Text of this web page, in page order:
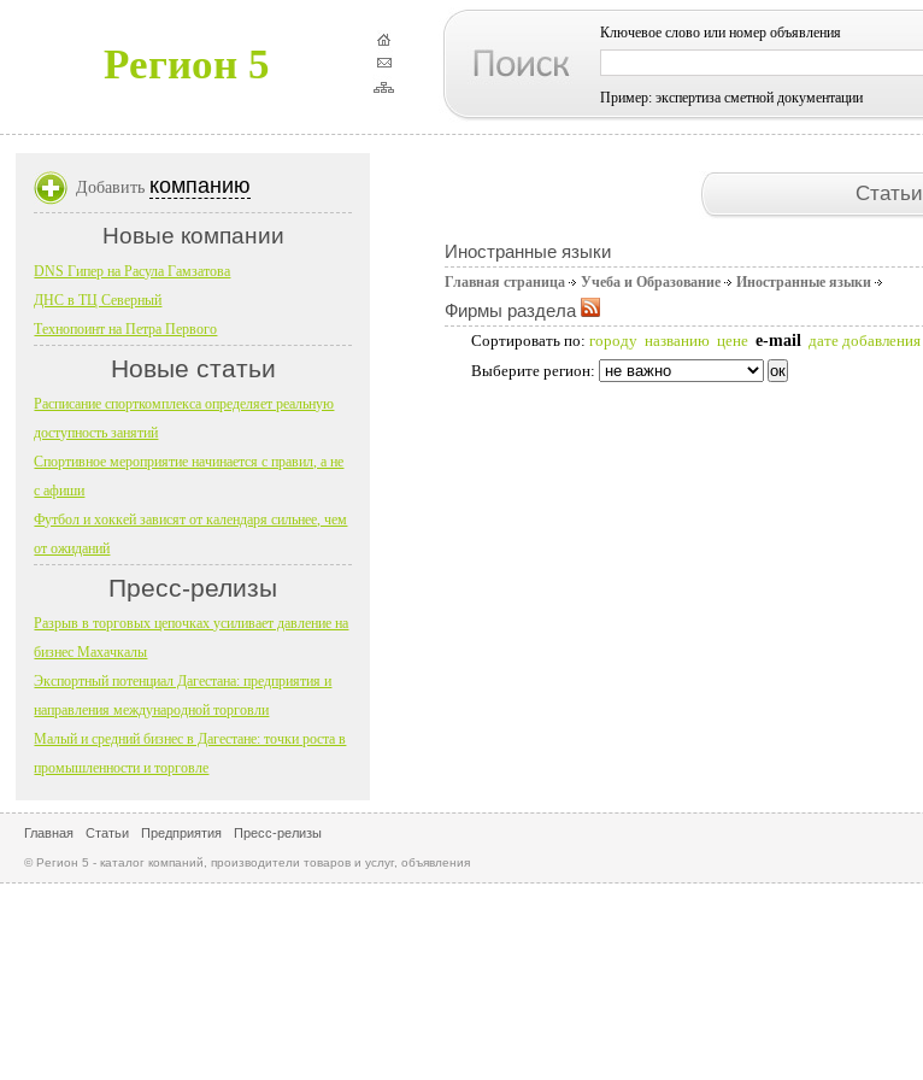
Регион 5
Ключевое слово или номер объявления
Пример: экспертиза сметной документации
Статьи
Иностранные языки
Главная страница Учеба и Образование Иностранные языки
Фирмы раздела
Сортировать по: городу названию цене e-mail дате добавления
Выберите регион:
Добавить компанию
Новые компании
DNS Гипер на Расула Гамзатова
ДНС в ТЦ Северный
Технопоинт на Петра Первого
Новые статьи
Расписание спорткомплекса определяет реальную
доступность занятий
Спортивное мероприятие начинается с правил, а не
с афиши
Футбол и хоккей зависят от календаря сильнее, чем
от ожиданий
Пресс-релизы
Разрыв в торговых цепочках усиливает давление на
бизнес Махачкалы
Экспортный потенциал Дагестана: предприятия и
направления международной торговли
Малый и средний бизнес в Дагестане: точки роста в
промышленности и торговле
Главная Статьи Предприятия Пресс-релизы
© Регион 5 - каталог компаний, производители товаров и услуг, объявления